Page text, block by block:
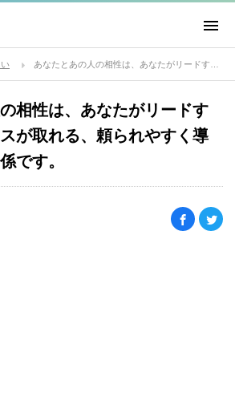
相性は、あなたがリードす
が取れる、頼られやすく導
です。